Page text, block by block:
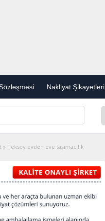
Nakliyat Şikayetleri
» Teksoy evden eve taşımacılık